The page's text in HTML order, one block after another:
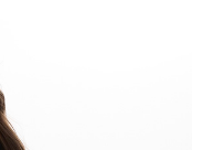
-未滿則另收 $120 元物